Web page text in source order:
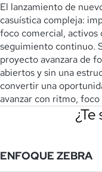
El lanzamiento de
casuística compleja:
foco comercial, activos
seguimiento continuo.
proyecto avanzara de
abiertos y sin una
convertir una
avanzar con ritmo,
ENFOQUE ZEBRA